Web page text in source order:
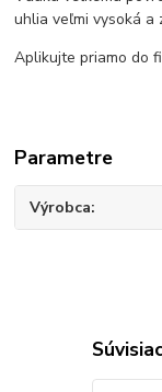
uhlia veľmi vysoká a
Aplikujte priamo do
Parametre
Výrobca